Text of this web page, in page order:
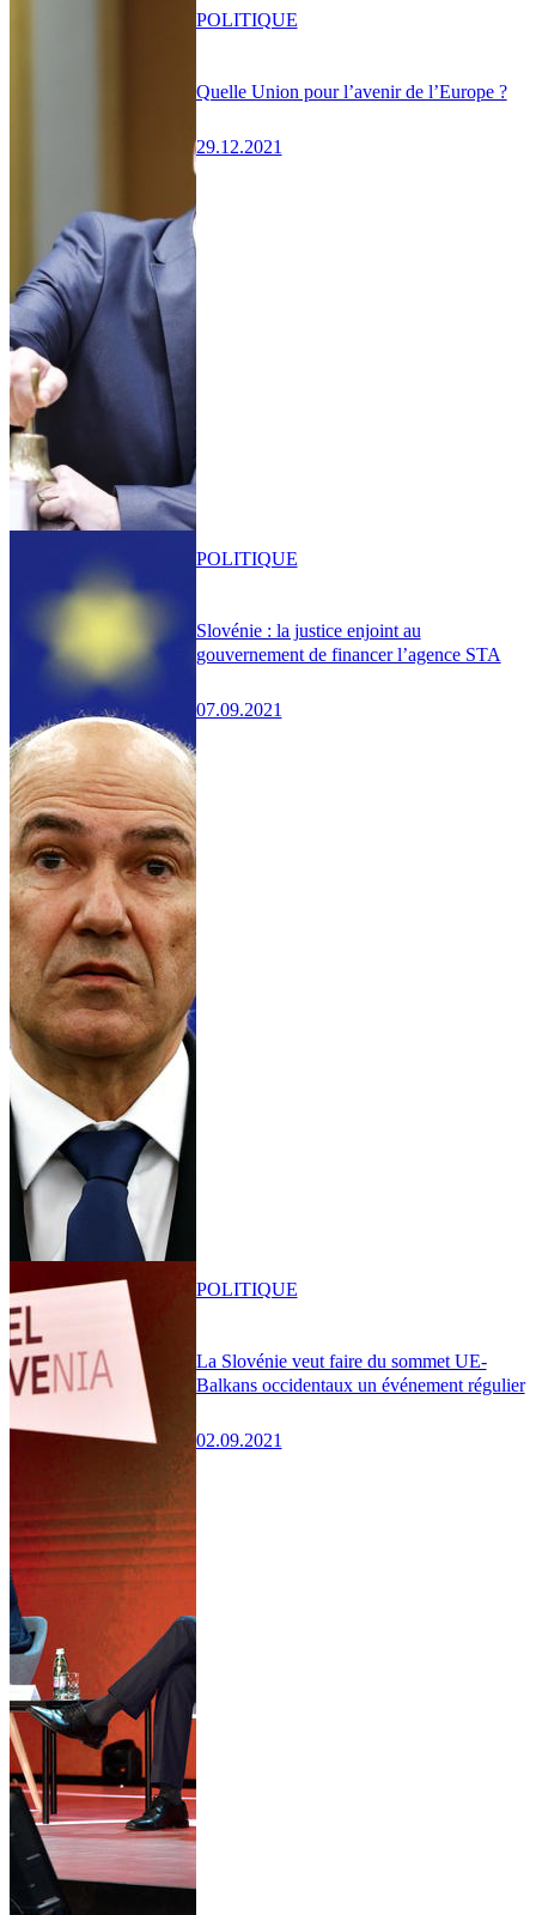
Quelle Union pour l’avenir de l’Europe ?
29.12.2021
POLITIQUE
Slovénie : la justice enjoint au
gouvernement de financer l’agence STA
07.09.2021
POLITIQUE
La Slovénie veut faire du sommet UE-
Balkans occidentaux un événement régulier
02.09.2021
POLITIQUE